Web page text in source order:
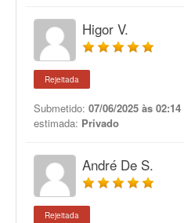
Higor V.
Rejeitada
Submetido: 07/06/2025 às 02:14
estimada: Privado
André De S.
Rejeitada